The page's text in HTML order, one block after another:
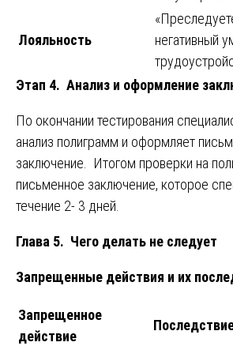
Лояльность
негативный
Этап 4. Анализ и оформление
По окончании тестирования
анализ полиграмм и оформляет
заключение. Итогом проверки на
письменное заключение, которое
течение 2- 3 дней.
Глава 5. Чего делать не следует
Запрещенные действия и их
Запрещенное
действие